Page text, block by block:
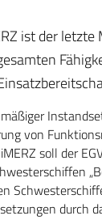
ist der
von
soll der
durch